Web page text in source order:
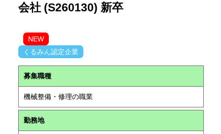
会社 (S260130) 新卒
NEW
くるみん認定企業
募集職種
機械整備・修理の職業
勤務地